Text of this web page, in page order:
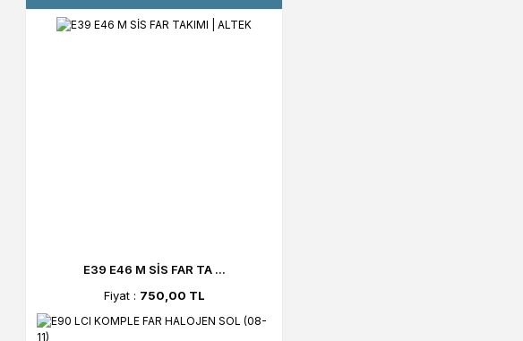
E39 E46 M SİS FAR TA ...
Fiyat : 750,00 TL